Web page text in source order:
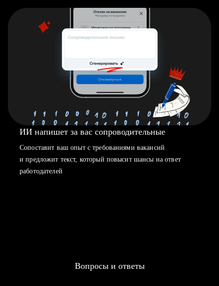
ИИ напишет за вас сопроводительные
Сопоставит ваш опыт с требованиями вакансий
и предложит текст, который повысит шансы на ответ
работодателей
Вопросы и ответы